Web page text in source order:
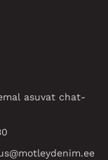
asuvat chat-